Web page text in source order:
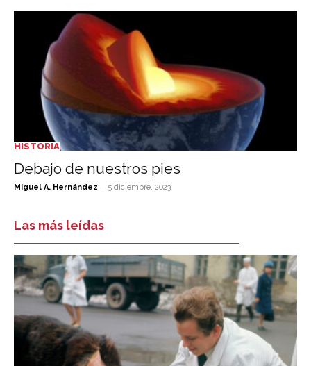
HISTORIA
Debajo de nuestros pies
Miguel A. Hernández - 5 diciembre, 2023
Las más leídas